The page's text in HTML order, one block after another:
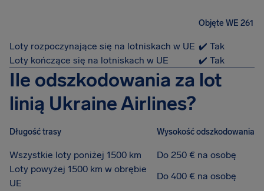
Objęte WE 261
Loty rozpoczynające się na lotniskach w UE ✔️ Tak
Loty kończące się na lotniskach w UE
✔️ Tak
Ile odszkodowania za lot
linią Ukraine Airlines?
Długość trasy Wysokość odszkodowania
Wszystkie loty poniżej 1500 km
Do 250 € na osobę
Loty powyżej 1500 km w obrębie
UE
Do 400 € na osobę